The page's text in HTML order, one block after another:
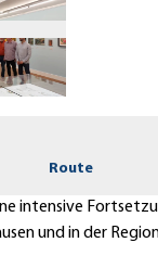
Route
intensive
und in der